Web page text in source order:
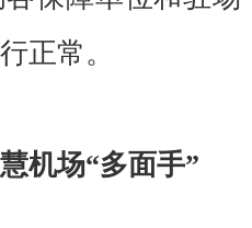
正常。
机场“多面手”